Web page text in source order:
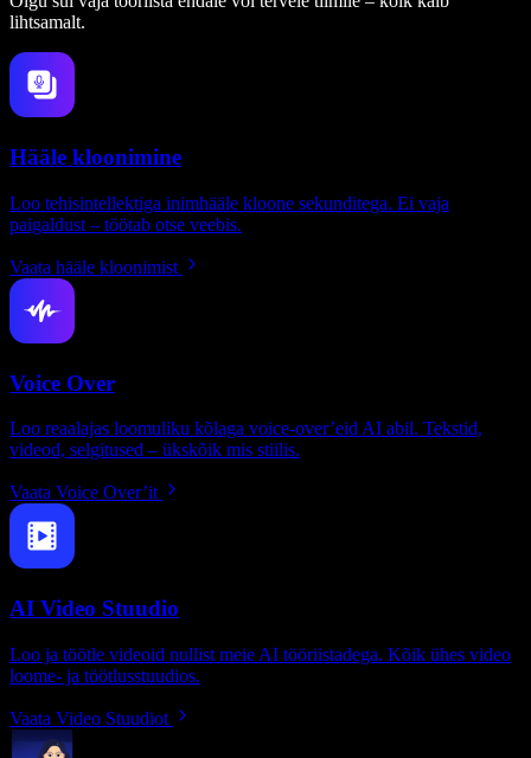
lihtsamalt.
Hääle kloonimine
Loo tehisintellektiga inimhääle kloone sekunditega. Ei vaja
paigaldust – töötab otse veebis.
Vaata hääle kloonimist
Voice Over
Loo reaalajas loomuliku kõlaga voice-over’eid AI abil. Tekstid,
videod, selgitused – ükskõik mis stiilis.
Vaata Voice Over’it
AI Video Stuudio
Loo ja töötle videoid nullist meie AI tööriistadega. Kõik ühes video
loome- ja töötlusstuudios.
Vaata Video Stuudiot